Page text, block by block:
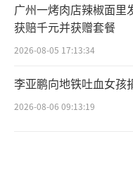
广州一烤肉店辣椒面里
获赔千元并获赠套餐
2026-08-05 17:13:34
李亚鹏向地铁吐血女孩
2026-08-06 09:13:19